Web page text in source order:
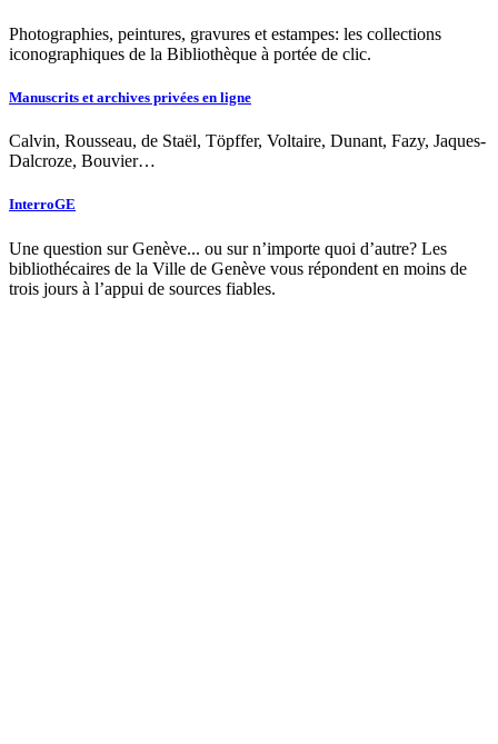
Photographies, peintures, gravures et estampes: les collections
iconographiques de la Bibliothèque à portée de clic.
Manuscrits et archives privées en ligne
Calvin, Rousseau, de Staël, Töpffer, Voltaire, Dunant, Fazy, Jaques-
Dalcroze, Bouvier…
InterroGE
Une question sur Genève... ou sur n’importe quoi d’autre? Les
bibliothécaires de la Ville de Genève vous répondent en moins de
trois jours à l’appui de sources fiables.